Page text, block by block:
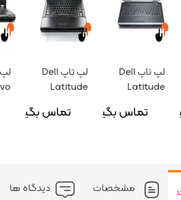
لپ تاپ Dell
Latitude
پردازنده I5
تماس بگیرید
لپ تاپ Dell
Latitude
تماس بگیرید
مشخصات دیدگاه ها